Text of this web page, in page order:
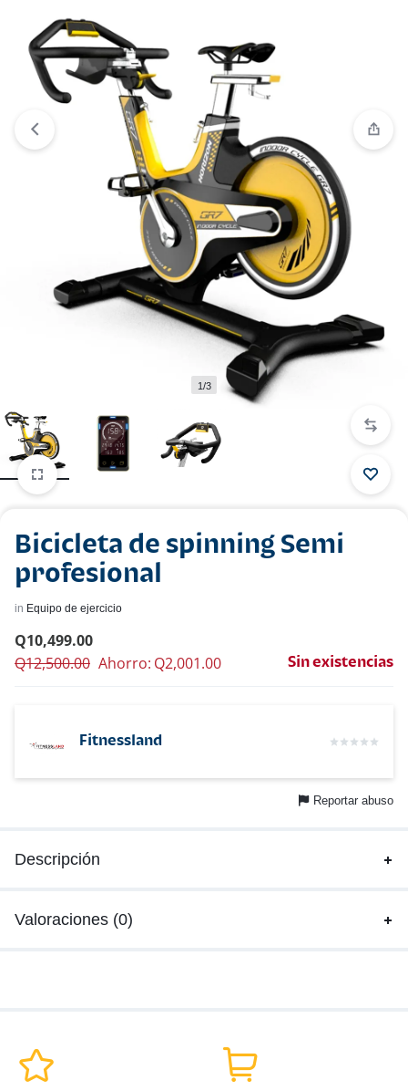
Ver lista de deseos
LUXE” has been added to your wishlist
1/3
Bicicleta de spinning Semi
profesional
in Equipo de ejercicio
Q10,499.00
Q12,500.00 Ahorro: Q2,001.00 Sin existencias
Fitnessland
Reportar abuso
Descripción
Valoraciones (0)